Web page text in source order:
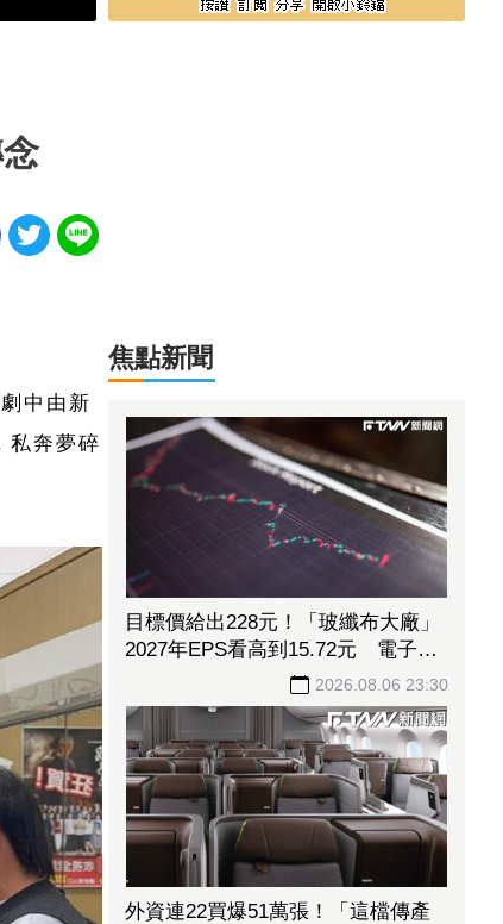
中由新
私奔夢碎
焦點新聞
目標價給出228元！「玻纖布大廠」
2027年EPS看高到15.72元 電子材
料放量＋轉投資挹注營收2026.08.06 23:30
外資連22買爆51萬張！「這檔傳產